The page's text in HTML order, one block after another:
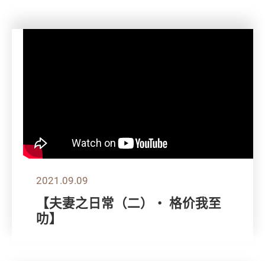
2021.09.09
【夫妻之日常（二）・ 格价我至
叻】